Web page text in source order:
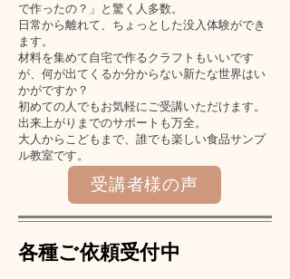
で作ったの？」と驚く人多数。
日常から離れて、ちょっとした没入体験ができ
ます。
材料を集めて自宅で作るクラフトもいいです
が、何が出てくるか分からない新たな世界はい
かがですか？
​初めての人でもお気軽にご受講いただけます。
出来上がりまでのサポートも万全。
大人からこどもまで、誰でも楽しい食品サンプ
ル教室です。
受講者様の声
各種ご依頼受付中